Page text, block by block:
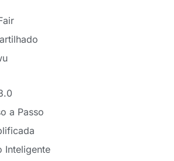
a Passo
Inteligente